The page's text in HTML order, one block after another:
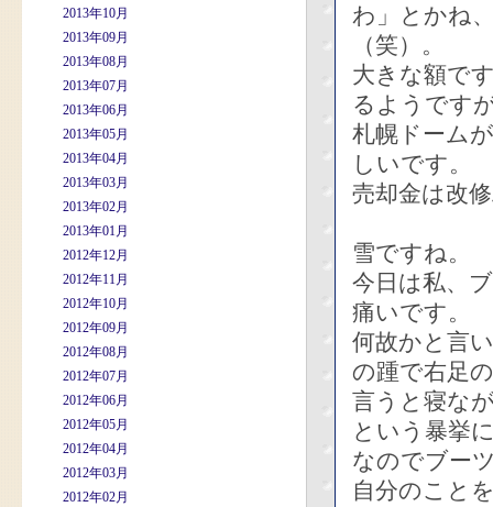
2013年10月
2013年09月
2013年08月
2013年07月
2013年06月
2013年05月
2013年04月
2013年03月
2013年02月
2013年01月
2012年12月
2012年11月
2012年10月
2012年09月
2012年08月
2012年07月
2012年06月
2012年05月
2012年04月
2012年03月
2012年02月
わ」とかね
（笑）。
大きな額で
るようです
札幌ドーム
しいです。
売却金は改
雪ですね。
今日は私、
痛いです。
何故かと言
の踵で右足
言うと寝な
という暴挙
なのでブー
自分のこと